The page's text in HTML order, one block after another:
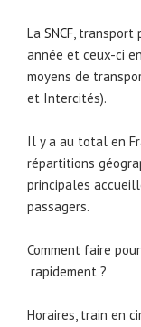
La SNCF, transport
année et ceux-ci
moyens de
et Intercités).
Il y a au total en
répartitions
principales
passagers.
Comment faire
rapidement ?
Horaires, train en